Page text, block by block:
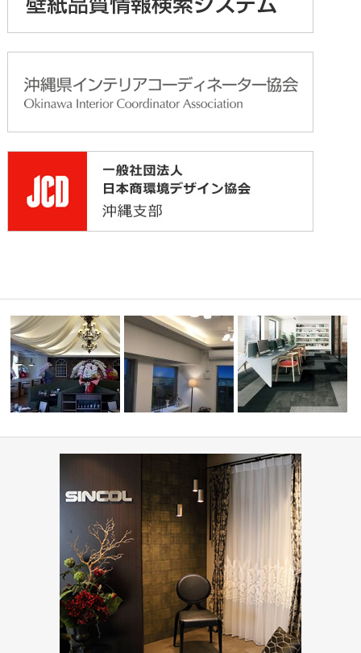
PIZZA HOUSE新本店
ミルコマンション沖縄市与儀グ
ランパーク …
オフィス・公共施設(コー